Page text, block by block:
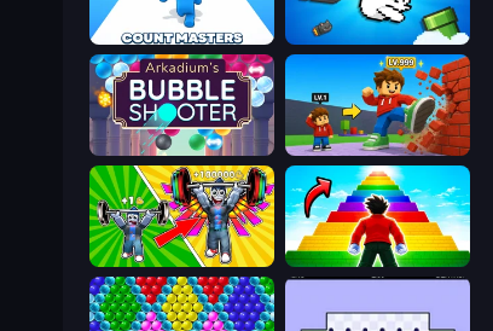
Honk
Obby: +1 Click Wall Breaker
Obby: Gym Simulator, Escape Obby Highest Jump Ever